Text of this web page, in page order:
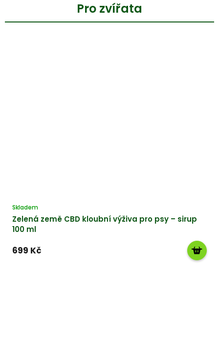
Pro zvířata
Zelená země CBD kloubní výživa pro psy – sirup
100 ml
Skladem
699 Kč